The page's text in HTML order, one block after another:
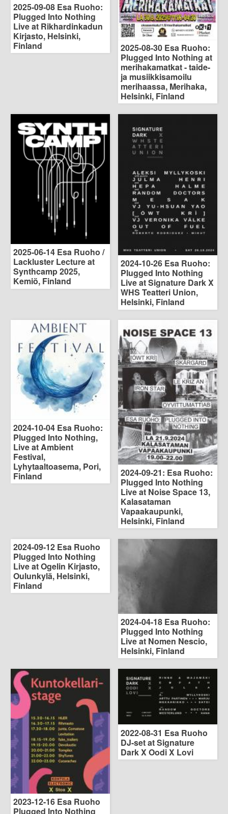
2025-09-08 Esa Ruoho:
Plugged Into Nothing
Live at Rikhardinkadun
Kirjasto, Helsinki,
Finland
2025-08-30 Esa Ruoho:
Plugged Into Nothing at
merihakamatkat - taide-
ja musiikkisamoilu
merihaassa, Merihaka,
Helsinki, Finland
2025-06-14 Esa Ruoho /
Lackluster Lecture at
Synthcamp 2025,
Kemiö, Finland
2024-10-26 Esa Ruoho:
Plugged Into Nothing
Live at Signature Dark X
WHS Teatteri Union,
Helsinki, Finland
2024-10-04 Esa Ruoho:
Plugged Into Nothing,
Live at Ambient
Festival,
Lyhytaaltoasema, Pori,
Finland
2024-09-21: Esa Ruoho:
Plugged Into Nothing
Live at Noise Space 13,
Kalasataman
Vapaakaupunki,
Helsinki, Finland
2024-09-12 Esa Ruoho
Plugged Into Nothing
Live at Ogelin Kirjasto,
Oulunkylä, Helsinki,
Finland
2024-04-18 Esa Ruoho:
Plugged Into Nothing
Live at Nomen Nescio,
Helsinki, Finland
2023-12-16 Esa Ruoho
Plugged Into Nothing
2022-08-31 Esa Ruoho
DJ-set at Signature
Dark X Oodi X Lovi